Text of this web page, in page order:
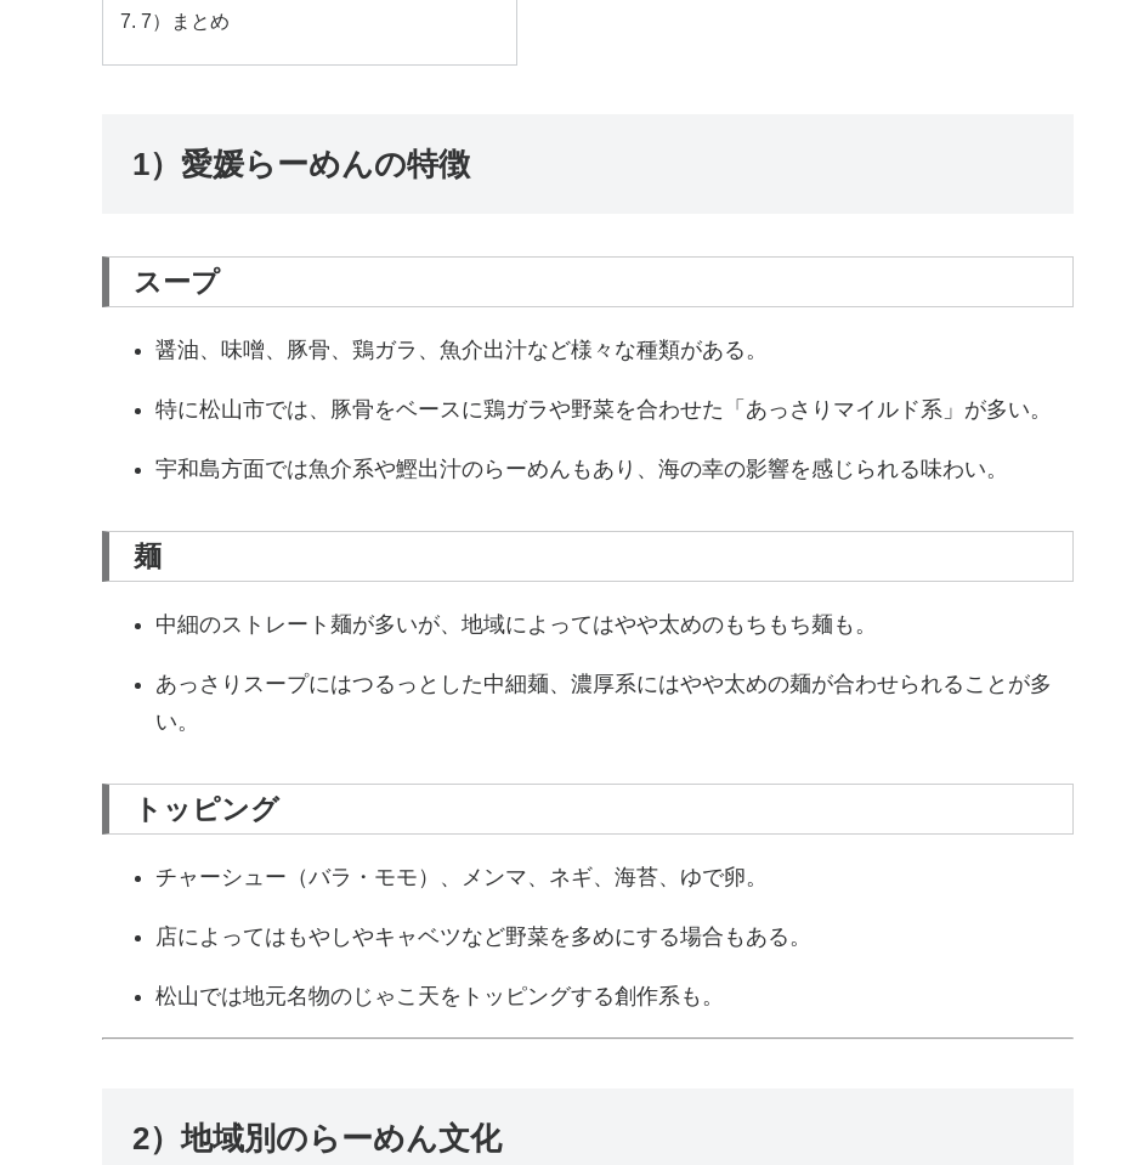
7）まとめ
1）愛媛らーめんの特徴
スープ
醤油、味噌、豚骨、鶏ガラ、魚介出汁など様々な種類がある。
特に松山市では、豚骨をベースに鶏ガラや野菜を合わせた「あっさりマイルド系」が多い。
宇和島方面では魚介系や鰹出汁のらーめんもあり、海の幸の影響を感じられる味わい。
麺
中細のストレート麺が多いが、地域によってはやや太めのもちもち麺も。
あっさりスープにはつるっとした中細麺、濃厚系にはやや太めの麺が合わせられることが多
い。
トッピング
チャーシュー（バラ・モモ）、メンマ、ネギ、海苔、ゆで卵。
店によってはもやしやキャベツなど野菜を多めにする場合もある。
松山では地元名物のじゃこ天をトッピングする創作系も。
2）地域別のらーめん文化